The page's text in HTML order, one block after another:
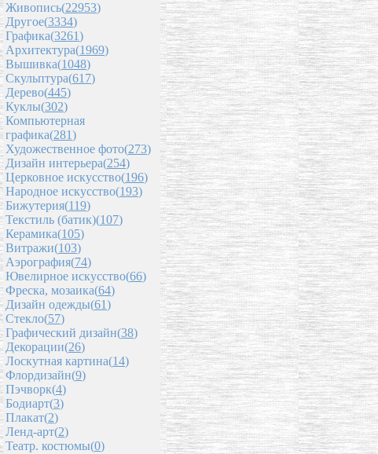
Живопись(22953)
Другое(3334)
Графика(3261)
Архитектура(1969)
Вышивка(1048)
Скульптура(617)
Дерево(445)
Куклы(302)
Компьютерная
графика(281)
Художественное фото(273)
Дизайн интерьера(254)
Церковное искусство(196)
Народное искусство(193)
Бижутерия(119)
Текстиль (батик)(107)
Керамика(105)
Витражи(103)
Аэрография(74)
Ювелирное искусство(66)
Фреска, мозаика(64)
Дизайн одежды(61)
Стекло(57)
Графический дизайн(38)
Декорации(26)
Лоскутная картина(14)
Флордизайн(9)
Пэчворк(4)
Бодиарт(3)
Плакат(2)
Ленд-арт(2)
Театр. костюмы(0)